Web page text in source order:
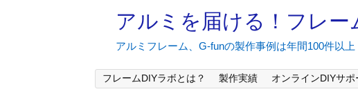
アルミを届ける！フレー
アルミフレーム、G-funの製作事例は年間100件以
フレームDIYラボとは？ 製作実績 オンラインDIYサポ